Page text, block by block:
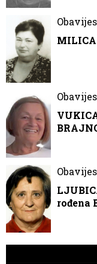
rođena